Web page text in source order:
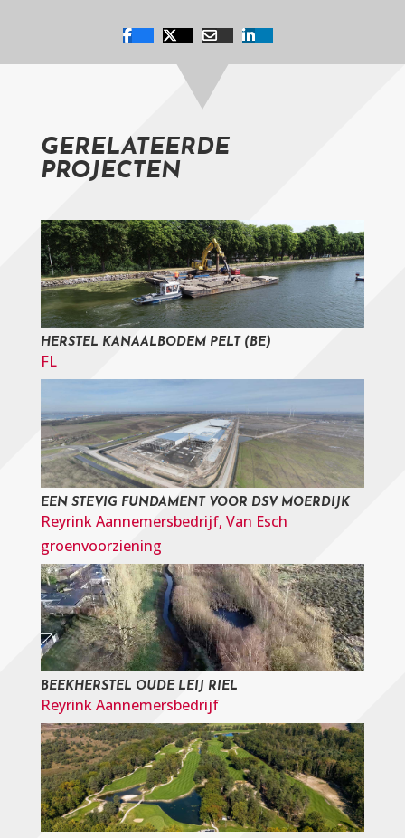
GERELATEERDE
PROJECTEN
HERSTEL KANAALBODEM PELT (BE)
FL
EEN STEVIG FUNDAMENT VOOR DSV MOERDIJK
Reyrink Aannemersbedrijf, Van Esch
groenvoorziening
BEEKHERSTEL OUDE LEIJ RIEL
Reyrink Aannemersbedrijf